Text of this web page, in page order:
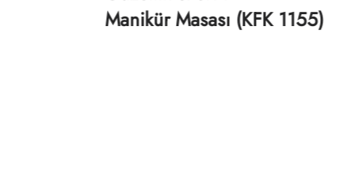
Manikür Masası (KFK 1155)